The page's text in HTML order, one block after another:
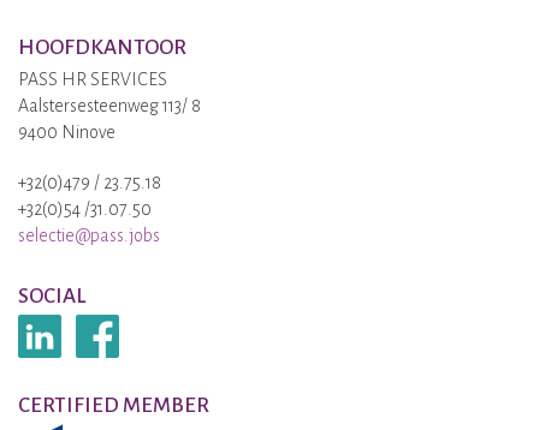
HOOFDKANTOOR
PASS HR SERVICES
Aalstersesteenweg 113/ 8
9400 Ninove
+32(0)479 / 23.75.18
+32(0)54 /31.07.50
selectie@pass.jobs
SOCIAL
CERTIFIED MEMBER